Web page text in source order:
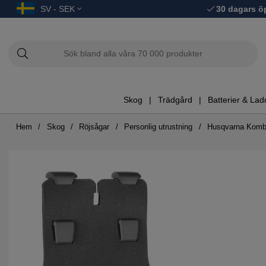
SV - SEK 30 dagars
Skog Trädgård Batterier &
Hem Skog Röjsågar Personlig utrustning Husqvarna